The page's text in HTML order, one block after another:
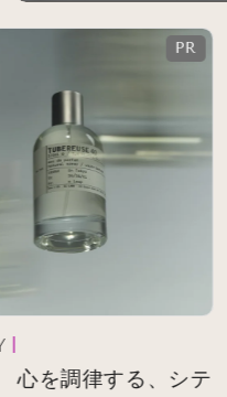
を調律する、シテ